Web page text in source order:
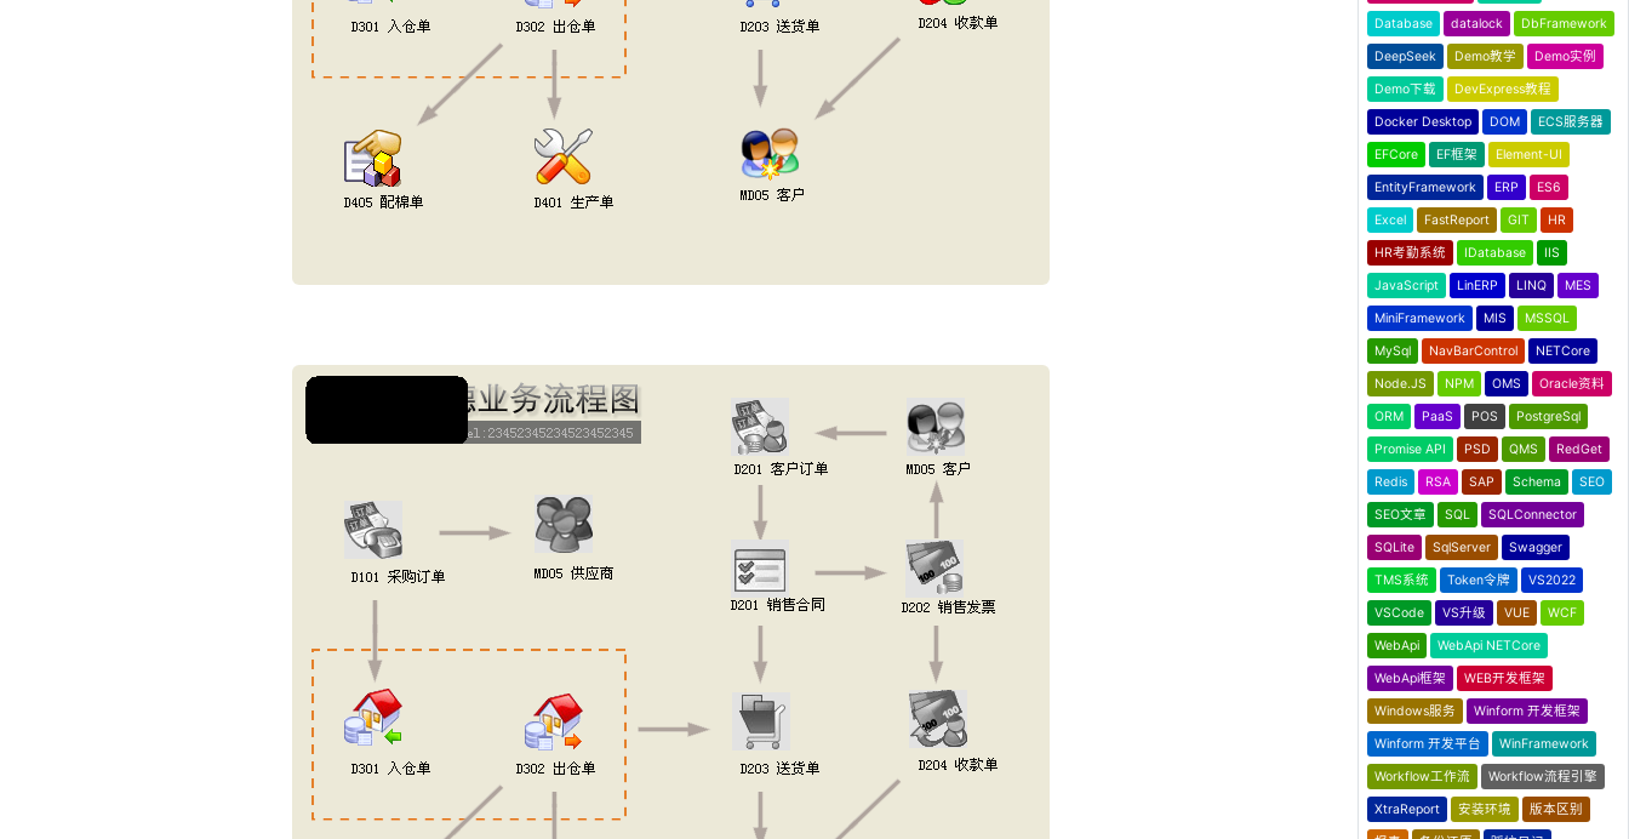
Database datalock DbFramework
DeepSeek Demo教学 Demo实例
Demo下载 DevExpress教程
Docker Desktop DOM ECS服务器
EFCore EF框架 Element-UI
EntityFramework ERP ES6
Excel FastReport GIT HR
HR考勤系统 IDatabase IIS
JavaScript LinERP LINQ MES
MiniFramework MIS MSSQL
MySql NavBarControl NETCore
Node.JS NPM OMS Oracle资料
ORM PaaS POS PostgreSql
Promise API PSD QMS RedGet
Redis RSA SAP Schema SEO
SEO文章 SQL SQLConnector
SQLite SqlServer Swagger
TMS系统 Token令牌 VS2022
VSCode VS升级 VUE WCF
WebApi WebApi NETCore
WebApi框架 WEB开发框架
Windows服务 Winform 开发框架
Winform 开发平台 WinFramework
Workflow工作流 Workflow流程引擎
XtraReport 安装环境 版本区别